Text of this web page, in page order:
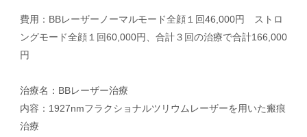
費用：BBレーザーノーマルモード全顔１回46,000円 ストロ
ングモード全顔１回60,000円、合計３回の治療で合計166,000
円
治療名：BBレーザー治療
内容：1927nmフラクショナルツリウムレーザーを用いた瘢痕
治療